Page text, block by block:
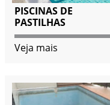
PISCINAS DE
PASTILHAS
Veja mais